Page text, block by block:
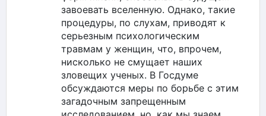
завоевать вселенную. Однако, такие
процедуры, по слухам, приводят к
серьезным психологическим
травмам у женщин, что, впрочем,
нисколько не смущает наших
зловещих ученых. В Госдуме
обсуждаются меры по борьбе с этим
загадочным запрещенным